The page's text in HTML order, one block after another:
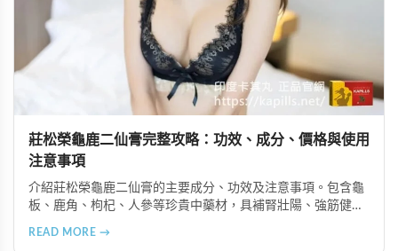
莊松榮龜鹿二仙膏完整攻略：功效、成分、價格與使用
注意事項
介紹莊松榮龜鹿二仙膏的主要成分、功效及注意事項。包含龜
板、鹿角、枸杞、人參等珍貴中藥材，具補腎壯陽、強筋健
READ MORE →